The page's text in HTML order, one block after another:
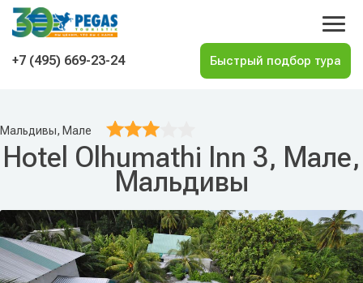
На главную
+7 (495) 669-23-24
Мальдивы, Мале
Hotel Olhumathi Inn 3, Мале,
Мальдивы